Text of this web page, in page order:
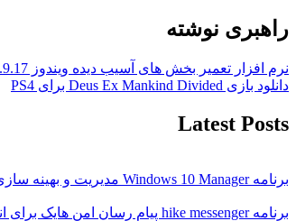
راهبری نوشته
نرم افزار تعمیر بخش های آسیب دیده ویندوز Windows Repair Pro 3.9.17
دانلود بازی Deus Ex Mankind Divided برای PS4
Latest Posts
برنامه Windows 10 Manager مدیریت و بهینه سازی ویندوز 10
برنامه hike messenger پیام‌ رسان‌ امن هایک برای اندروید